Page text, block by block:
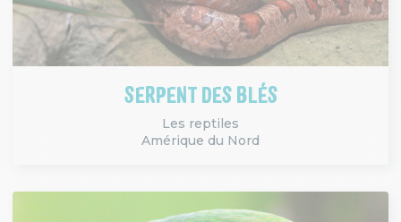
SERPENT DES BLÉS
Les reptiles
Amérique du Nord